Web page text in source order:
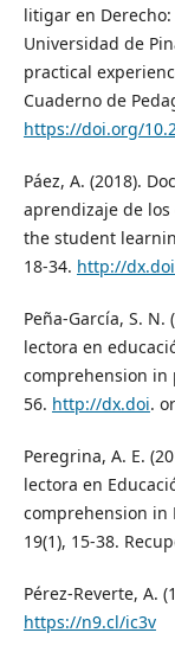
litigar en
Universidad de
practical
Cuaderno de
https://doi.org/
Páez, A. (2018).
aprendizaje de
the student
18-34. http://
Peña-García, S.
lectora en
comprehension in
56. http://dx.doi.
Peregrina, A. E.
lectora en
comprehension in
19(1), 15-38.
Pérez-Reverte, A.
https://n9.cl/ic3v